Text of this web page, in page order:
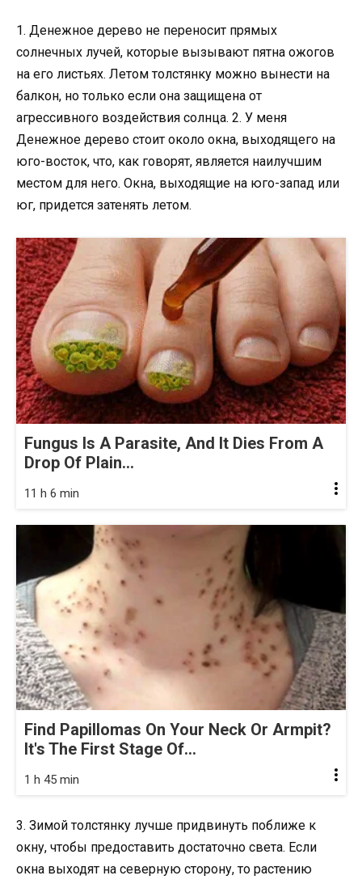
1. Денежное дерево не переносит прямых
солнечных лучей, которые вызывают пятна ожогов
на его листьях. Летом толстянку можно вынести на
балкон, но только если она защищена от
агрессивного воздействия солнца. 2. У меня
Денежное дерево стоит около окна, выходящего на
юго-восток, что, как говорят, является наилучшим
местом для него. Окна, выходящие на юго-запад или
юг, придется затенять летом.
Fungus Is A Parasite, And It Dies From A
Drop Of Plain...
11 h 6 min
Find Papillomas On Your Neck Or Armpit?
It's The First Stage Of...
1 h 45 min
3. Зимой толстянку лучше придвинуть поближе к
окну, чтобы предоставить достаточно света. Если
окна выходят на северную сторону, то растению